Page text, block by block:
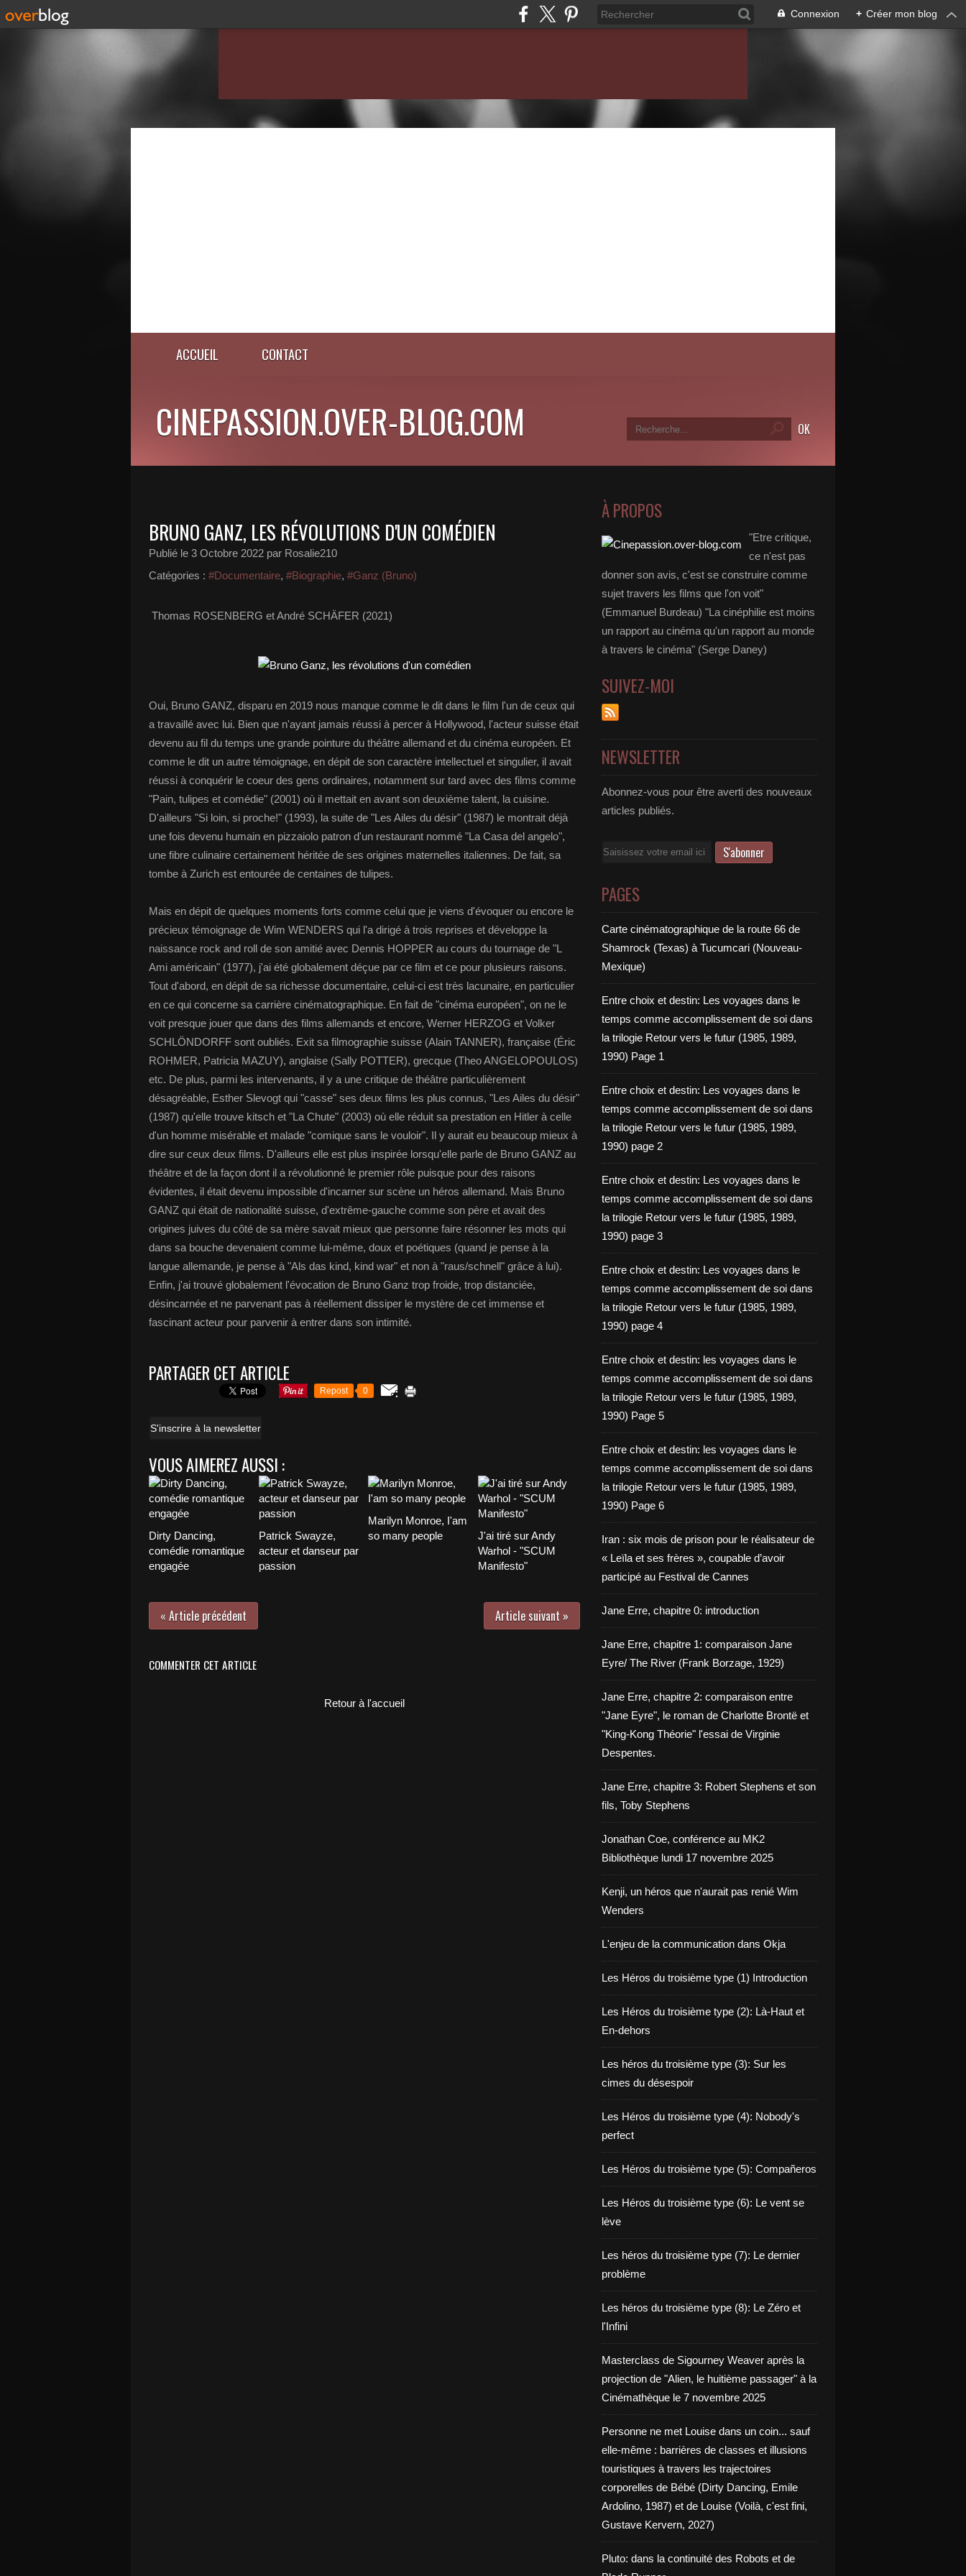
Connexion + Créer mon blog
ACCUEIL CONTACT
CINEPASSION.OVER-BLOG.COM
BRUNO GANZ, LES RÉVOLUTIONS D'UN COMÉDIEN
Publié le 3 Octobre 2022 par Rosalie210
Catégories : #Documentaire, #Biographie, #Ganz (Bruno)
Thomas ROSENBERG et André SCHÄFER (2021)
Oui, Bruno GANZ, disparu en 2019 nous manque comme le dit dans le film l'un de ceux qui
a travaillé avec lui. Bien que n'ayant jamais réussi à percer à Hollywood, l'acteur suisse était
devenu au fil du temps une grande pointure du théâtre allemand et du cinéma européen. Et
comme le dit un autre témoignage, en dépit de son caractère intellectuel et singulier, il avait
réussi à conquérir le coeur des gens ordinaires, notamment sur tard avec des films comme
"Pain, tulipes et comédie" (2001) où il mettait en avant son deuxième talent, la cuisine.
D'ailleurs "Si loin, si proche!" (1993), la suite de "Les Ailes du désir" (1987) le montrait déjà
une fois devenu humain en pizzaiolo patron d'un restaurant nommé "La Casa del angelo",
une fibre culinaire certainement héritée de ses origines maternelles italiennes. De fait, sa
tombe à Zurich est entourée de centaines de tulipes.
Mais en dépit de quelques moments forts comme celui que je viens d'évoquer ou encore le
précieux témoignage de Wim WENDERS qui l'a dirigé à trois reprises et développe la
naissance rock and roll de son amitié avec Dennis HOPPER au cours du tournage de "L
Ami américain" (1977), j'ai été globalement déçue par ce film et ce pour plusieurs raisons.
Tout d'abord, en dépit de sa richesse documentaire, celui-ci est très lacunaire, en particulier
en ce qui concerne sa carrière cinématographique. En fait de "cinéma européen", on ne le
voit presque jouer que dans des films allemands et encore, Werner HERZOG et Volker
SCHLÖNDORFF sont oubliés. Exit sa filmographie suisse (Alain TANNER), française (Éric
ROHMER, Patricia MAZUY), anglaise (Sally POTTER), grecque (Theo ANGELOPOULOS)
etc. De plus, parmi les intervenants, il y a une critique de théâtre particulièrement
désagréable, Esther Slevogt qui "casse" ses deux films les plus connus, "Les Ailes du désir"
(1987) qu'elle trouve kitsch et "La Chute" (2003) où elle réduit sa prestation en Hitler à celle
d'un homme misérable et malade "comique sans le vouloir". Il y aurait eu beaucoup mieux à
dire sur ceux deux films. D'ailleurs elle est plus inspirée lorsqu'elle parle de Bruno GANZ au
théâtre et de la façon dont il a révolutionné le premier rôle puisque pour des raisons
évidentes, il était devenu impossible d'incarner sur scène un héros allemand. Mais Bruno
GANZ qui était de nationalité suisse, d'extrême-gauche comme son père et avait des
origines juives du côté de sa mère savait mieux que personne faire résonner les mots qui
dans sa bouche devenaient comme lui-même, doux et poétiques (quand je pense à la
langue allemande, je pense à "Als das kind, kind war" et non à "raus/schnell" grâce à lui).
Enfin, j'ai trouvé globalement l'évocation de Bruno Ganz trop froide, trop distanciée,
désincarnée et ne parvenant pas à réellement dissiper le mystère de cet immense et
fascinant acteur pour parvenir à entrer dans son intimité.
PARTAGER CET ARTICLE
Repost 0
S'inscrire à la newsletter
VOUS AIMEREZ AUSSI :
Dirty Dancing,
comédie romantique
engagée
Patrick Swayze,
acteur et danseur par
passion
Marilyn Monroe, I'am
so many people
J'ai tiré sur Andy
Warhol - "SCUM
Manifesto"
« Article précédent Article suivant »
COMMENTER CET ARTICLE
Retour à l'accueil
À PROPOS
"Etre critique,
ce n'est pas
donner son avis, c'est se construire comme
sujet travers les films que l'on voit"
(Emmanuel Burdeau) "La cinéphilie est moins
un rapport au cinéma qu'un rapport au monde
à travers le cinéma" (Serge Daney)
SUIVEZ-MOI
NEWSLETTER
Abonnez-vous pour être averti des nouveaux
articles publiés.
Email
PAGES
Carte cinématographique de la route 66 de
Shamrock (Texas) à Tucumcari (Nouveau-
Mexique)
Entre choix et destin: Les voyages dans le
temps comme accomplissement de soi dans
la trilogie Retour vers le futur (1985, 1989,
1990) Page 1
Entre choix et destin: Les voyages dans le
temps comme accomplissement de soi dans
la trilogie Retour vers le futur (1985, 1989,
1990) page 2
Entre choix et destin: Les voyages dans le
temps comme accomplissement de soi dans
la trilogie Retour vers le futur (1985, 1989,
1990) page 3
Entre choix et destin: Les voyages dans le
temps comme accomplissement de soi dans
la trilogie Retour vers le futur (1985, 1989,
1990) page 4
Entre choix et destin: les voyages dans le
temps comme accomplissement de soi dans
la trilogie Retour vers le futur (1985, 1989,
1990) Page 5
Entre choix et destin: les voyages dans le
temps comme accomplissement de soi dans
la trilogie Retour vers le futur (1985, 1989,
1990) Page 6
Iran : six mois de prison pour le réalisateur de
« Leïla et ses frères », coupable d’avoir
participé au Festival de Cannes
Jane Erre, chapitre 0: introduction
Jane Erre, chapitre 1: comparaison Jane
Eyre/ The River (Frank Borzage, 1929)
Jane Erre, chapitre 2: comparaison entre
"Jane Eyre", le roman de Charlotte Brontë et
"King-Kong Théorie" l'essai de Virginie
Despentes.
Jane Erre, chapitre 3: Robert Stephens et son
fils, Toby Stephens
Jonathan Coe, conférence au MK2
Bibliothèque lundi 17 novembre 2025
Kenji, un héros que n'aurait pas renié Wim
Wenders
L'enjeu de la communication dans Okja
Les Héros du troisième type (1) Introduction
Les Héros du troisième type (2): Là-Haut et
En-dehors
Les héros du troisième type (3): Sur les
cimes du désespoir
Les Héros du troisième type (4): Nobody's
perfect
Les Héros du troisième type (5): Compañeros
Les Héros du troisième type (6): Le vent se
lève
Les héros du troisième type (7): Le dernier
problème
Les héros du troisième type (8): Le Zéro et
l'Infini
Masterclass de Sigourney Weaver après la
projection de "Alien, le huitième passager" à la
Cinémathèque le 7 novembre 2025
Personne ne met Louise dans un coin... sauf
elle-même : barrières de classes et illusions
touristiques à travers les trajectoires
corporelles de Bébé (Dirty Dancing, Emile
Ardolino, 1987) et de Louise (Voilà, c'est fini,
Gustave Kervern, 2027)
Pluto: dans la continuité des Robots et de